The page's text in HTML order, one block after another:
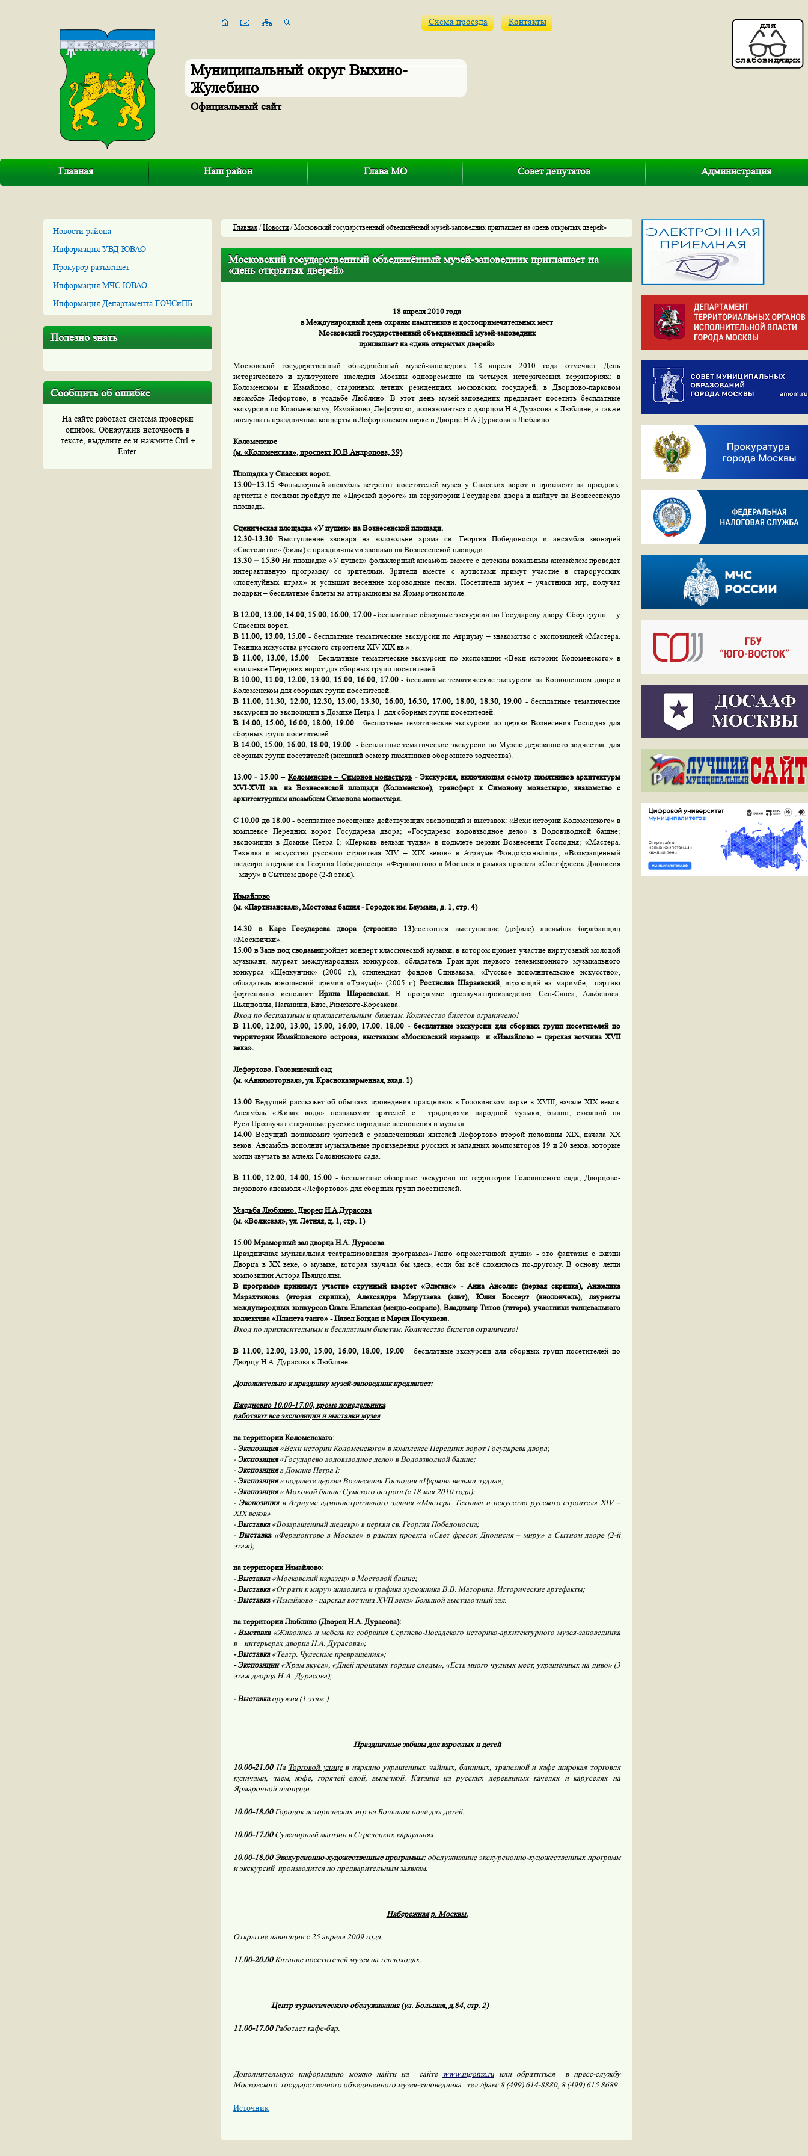
Муниципальный округ Выхино-
Жулебино
Официальный сайт
Схема проезда Контакты
Главная Наш район Глава МО Совет депутатов Администрация
Новости района
Информация УВД ЮВАО
Прокурор разъясняет
Информация МЧС ЮВАО
Информация Департамента ГОЧСиПБ
Полезно знать
Сообщить об ошибке
На сайте работает система проверки
ошибок. Обнаружив неточность в
тексте, выделите ее и нажмите Ctrl +
Enter.
Главная /Новости/ Московский государственный объединённый музей-заповедник приглашает на «день открытых дверей»
Московский государственный объединённый музей-заповедник приглашает на
«день открытых дверей»
18 апреля 2010 года
в Международный день охраны памятников и достопримечательных мест
Московский государственный объединённый музей-заповедник
приглашает на «день открытых дверей»
Московский государственный объединённый музей-заповедник 18 апреля 2010 года отмечает День
исторического и культурного наследия Москвы одновременно на четырех исторических территориях: в
Коломенском и Измайлово, старинных летних резиденциях московских государей, в Дворцово-парковом
ансамбле Лефортово, в усадьбе Люблино. В этот день музей-заповедник предлагает посетить бесплатные
экскурсии по Коломенскому, Измайлово, Лефортово, познакомиться с дворцом Н.А.Дурасова в Люблине, а также
послушать праздничные концерты в Лефортовском парке и Дворце Н.А.Дурасова в Люблино.
Коломенское
(м. «Коломенская», проспект Ю.В.Андропова, 39)
Площадка у Спасских ворот.
13.00–13.15 Фольклорный ансамбль встретит посетителей музея у Спасских ворот и пригласит на праздник,
артисты с песнями пройдут по «Царской дороге» на территории Государева двора и выйдут на Вознесенскую
площадь.
Сценическая площадка «У пушек» на Вознесенской площади.
12.30-13.30 Выступление звонаря на колокольне храма св. Георгия Победоносца и ансамбля звонарей
«Светолитие» (билы) с праздничными звонами на Вознесенской площади.
13.30 – 15.30На площадке «У пушек» фольклорный ансамбль вместе с детским вокальным ансамблем проведет
интерактивную программу со зрителями. Зрители вместе с артистами примут участие в старорусских
«поцелуйных играх» и услышат весенние хороводные песни. Посетители музея – участники игр, получат
подарки – бесплатные билеты на аттракционы на Ярмарочном поле.
В 12.00, 13.00, 14.00, 15.00, 16.00, 17.00- бесплатные обзорные экскурсии по Государеву двору. Сбор групп – у
Спасских ворот.
В 11.00, 13.00, 15.00 - бесплатные тематические экскурсии по Атриуму – знакомство с экспозицией «Мастера.
Техника искусства русского строителя XIV-XIX вв.».
В 11.00, 13.00, 15.00- Бесплатные тематические экскурсии по экспозиции «Вехи истории Коломенского» в
комплексе Передних ворот для сборных групп посетителей.
В 10.00, 11.00, 12.00, 13.00, 15.00, 16.00, 17.00- бесплатные тематические экскурсии на Конюшенном дворе в
Коломенском для сборных групп посетителей.
В 11.00, 11.30, 12.00, 12.30, 13.00, 13.30, 16.00, 16.30, 17.00, 18.00, 18.30, 19.00 - бесплатные тематические
экскурсии по экспозиции в Домике Петра 1 для сборных групп посетителей.
В 14.00, 15.00, 16.00, 18.00, 19.00 - бесплатные тематические экскурсии по церкви Вознесения Господня для
сборных групп посетителей.
В 14.00, 15.00, 16.00, 18.00, 19.00- бесплатные тематические экскурсии по Музею деревянного зодчества для
сборных групп посетителей (внешний осмотр памятников оборонного зодчества).
13.00 - 15.00 – Коломенское – Симонов монастырь - Экскурсия, включающая осмотр памятников архитектуры
XVI-XVII вв. на Вознесенской площади (Коломенское), трансферт к Симонову монастырю, знакомство с
архитектурным ансамблем Симонова монастыря.
С 10.00 до 18.00 - бесплатное посещение действующих экспозиций и выставок: «Вехи истории Коломенского» в
комплексе Передних ворот Государева двора; «Государево водовзводное дело» в Водовзводной башне;
экспозиции в Домике Петра I; «Церковь вельми чудна» в подклете церкви Вознесения Господня; «Мастера.
Техника и искусство русского строителя XIV – XIX веков» в Атриуме Фондохранилища; «Возвращенный
шедевр» в церкви св. Георгия Победоносца; «Ферапонтово в Москве» в рамках проекта «Свет фресок Дионисия
– миру» в Сытном дворе (2-й этаж).
Измайлово
(м. «Партизанская», Мостовая башня - Городок им. Баумана, д. 1, стр. 4)
14.30 в Каре Государева двора (строение 13)состоится выступление (дефиле) ансамбля барабанщиц
«Москвички».
15.00 в Зале под сводамипройдет концерт классической музыки, в котором примет участие виртуозный молодой
музыкант, лауреат международных конкурсов, обладатель Гран-при первого телевизионного музыкального
конкурса «Щелкунчик» (2000 г.), стипендиат фондов Спивакова, «Русское исполнительское искусство»,
обладатель юношеской премии «Триумф» (2005 г.) Ростислав Шараевский, играющий на маримбе, партию
фортепиано исполнит Ирина Шараевская.В программе прозвучатпроизведения Сен-Санса, Альбениса,
Пьяццоллы, Паганини, Бизе, Римского-Корсакова.
Вход по бесплатным и пригласительным билетам. Количество билетов ограничено!
В 11.00, 12.00, 13.00, 15.00, 16.00, 17.00. 18.00 - бесплатные экскурсии для сборных групп посетителей по
территории Измайловского острова, выставкам «Московский изразец» и «Измайлово – царская вотчина XVII
века».
Лефортово. Головинский сад
(м. «Авиамоторная», ул. Красноказарменная, влад. 1)
13.00 Ведущий расскажет об обычаях проведения праздников в Головинском парке в XVIII, начале XIX веков.
Ансамбль «Живая вода» познакомит зрителей с традициями народной музыки, былин, сказаний на
Руси.Прозвучат старинные русские народные песнопения и музыка.
14.00 Ведущий познакомит зрителей с развлечениями жителей Лефортово второй половины XIX, начала XX
веков. Ансамбль исполнит музыкальные произведения русских и западных композиторов 19 и 20 веков, которые
могли звучать на аллеях Головинского сада.
В 11.00, 12.00, 14.00, 15.00 - бесплатные обзорные экскурсии по территории Головинского сада, Дворцово-
паркового ансамбля «Лефортово» для сборных групп посетителей.
Усадьба Люблино. Дворец Н.А.Дурасова
(м. «Волжская», ул. Летняя, д. 1, стр. 1)
15.00 Мраморный зал дворца Н.А. Дурасова
Праздничная музыкальная театрализованная программа«Танго опрометчивой души» - это фантазия о жизни
Дворца в XX веке, о музыке, которая звучала бы здесь, если бы всё сложилось по-другому. В основу легли
композиции Астора Пьяццоллы.
В программе принимут участие струнный квартет «Элеганс» - Анна Ансолис (первая скрипка), Анжелика
Марахтанова (вторая скрипка), Александра Марутаева (альт), Юлия Боссерт (виолончель), лауреаты
международных конкурсов Ольга Еланская (меццо-сопрано), Владимир Титов (гитара),участники танцевального
коллектива«Планета танго» -Павел Богдани Мария Почукаева.
Вход по пригласительным и бесплатным билетам. Количество билетов ограничено!
В 11.00, 12.00, 13.00, 15.00, 16.00, 18.00, 19.00 - бесплатные экскурсии для сборных групп посетителей по
Дворцу Н.А. Дурасова в Люблине
Дополнительно к празднику музей-заповедник предлагает:
Ежедневно 10.00-17.00, кроме понедельника
работают все экспозиции и выставки музея
на территории Коломенского:
- Экспозиция«Вехи истории Коломенского» в комплексе Передних ворот Государева двора;
- Экспозиция«Государево водовзводное дело» в Водовзводной башне;
- Экспозицияв Домике Петра I;
- Экспозицияв подклете церкви Вознесения Господня «Церковь вельми чудна»;
- Экспозицияв Моховой башне Сумского острога (с 18 мая 2010 года);
- Экспозицияв Атриуме административного здания «Мастера. Техника и искусство русского строителяXIV–
XIXвеков»
-Выставка«Возвращенный шедевр» в церкви св. Георгия Победоносца;
- Выставка«Ферапонтово в Москве» в рамках проекта «Свет фресок Дионисия – миру» в Сытном дворе (2-й
этаж);
на территории Измайлово:
- Выставка«Московский изразец» в Мостовой башне;
-Выставка «От рати к миру» живопись и графика художника В.В. Маторина. Исторические артефакты;
-Выставка«Измайлово - царская вотчина XVП века» Большой выставочный зал.
на территорииЛюблино (Дворец Н.А. Дурасова):
- Выставка«Живопись и мебель из собрания Сергиево-Посадского историко-архитектурного музея-заповедника
винтерьерах дворца Н.А. Дурасова»;
- Выставка «Театр. Чудесные превращения»;
- Экспозиции «Храм вкуса», «Дней прошлых гордые следы», «Есть много чудных мест, украшенных на диво» (3
этаж дворца Н.А. Дурасова);
- Выставка оружия (1 этаж )
Праздничные забавы для взрослых и детей
10.00-21.00На Торговой улицев нарядно украшенных чайных, блинных, трапезной и кафе широкая торговля
куличами, чаем, кофе, горячей едой, выпечкой. Катание на русских деревянных качелях и каруселях на
Ярмарочной площади.
10.00-18.00Городок исторических игр на Большом поле для детей.
10.00-17.00 Сувенирный магазин в Стрелецких караульнях.
10.00-18.00 Экскурсионно-художественные программы: обслуживание экскурсионно-художественных программ
и экскурсий производится по предварительным заявкам.
Набережная р. Москвы.
Открытие навигации с 25 апреля 2009 года.
11.00-20.00Катание посетителей музея на теплоходах.
Центр туристического обслуживания (ул. Большая, д.84, стр. 2)
11.00-17.00Работает кафе-бар.
Дополнительную информацию можно найти на сайте www.mgomz.ruили обратиться
в пресс-службу
Московского государственного объединенного музея-заповедника тел./факс 8 (499) 614-8880, 8 (499) 615 8689
Источник